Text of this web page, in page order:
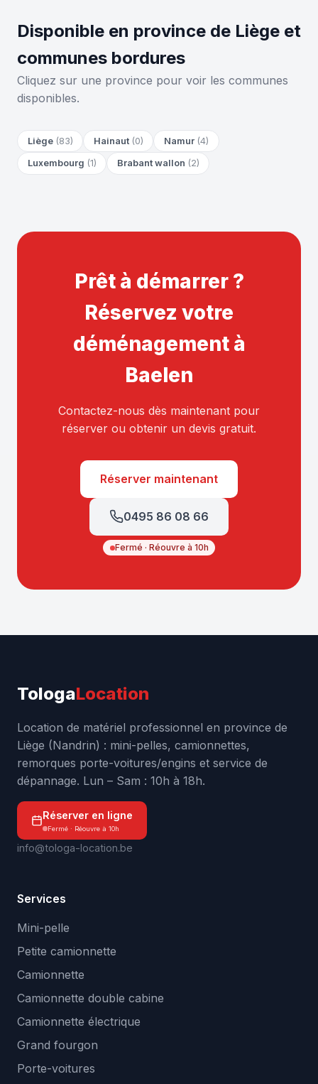
Disponible en province de Liège et
communes bordures
Cliquez sur une province pour voir les communes
disponibles.
Liège (83) Hainaut (0) Namur (4)
Luxembourg (1) Brabant wallon (2)
Prêt à démarrer ?
Réservez votre
déménagement à
Baelen
Contactez-nous dès maintenant pour
réserver ou obtenir un devis gratuit.
Réserver maintenant
0495 86 08 66
Fermé · Réouvre à 10h
TologaLocation
Location de matériel professionnel en province de
Liège (Nandrin) : mini-pelles, camionnettes,
remorques porte-voitures/engins et service de
dépannage. Lun – Sam : 10h à 18h.
Réserver en ligne
Fermé · Réouvre à 10h
info@tologa-location.be
Services
Mini-pelle
Petite camionnette
Camionnette
Camionnette double cabine
Camionnette électrique
Grand fourgon
Porte-voitures